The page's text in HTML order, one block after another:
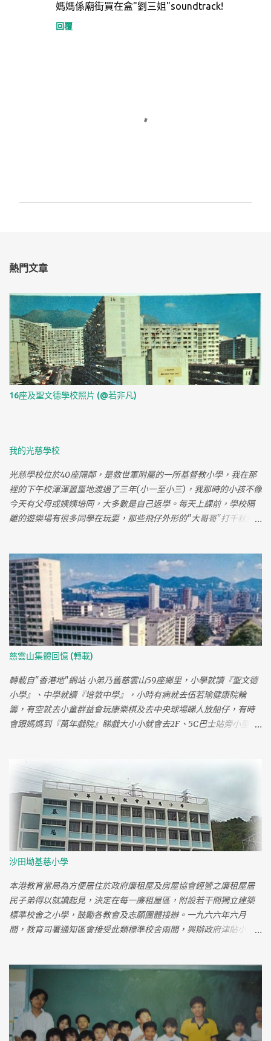
媽媽係廟街買在盒"劉三姐"soundtrack!
回覆
言
熱門文章
16座及聖文德學校照片 (@若非凡)
我的光慈學校
光慈學校位於40座隔鄰，是救世軍附屬的一所基督教小學，我在那
裡的下午校渾渾噩噩地渡過了三年(小一至小三)，我那時的小孩不像
今天有父母或姨姨培同，大多數是自己返學。每天上課前，學校隔
離的遊樂場有很多同學在玩耍，那些飛仔外形的"大哥哥"打千秋都
戲，那時慈雲山有很多流浪狗，我們有時會用棍叉狗屎來玩，或玩
下老鼠籠，雖然無聊但很好開心。 逢星期六的早會都有一個著軍服
的男人用國語來講耶穌，而且一講便個幾鐘，對年紀少的我只覺既
悶又辛苦。 細個時不知讀書為何物只顧嬉戲，默書都在低分中徘
徊，不知是否這樣養成今天很善忘。 小息時常玩推同學入女廁或玩
閹人，有時會跟同學夾錢買"孖條"食，那時亦很流行食散裝很大塊
圓形的蝦片，到三年班時試過跟同學玩兵捉賊不知如何頭撞柱流
血，媽媽為此事來學校見校長，不久又玩打架令手較裂了，還因此
去了幾次鳳凰新村的梁祥睇跌打，或許媽媽覺得這間小學校風不
好，小四便轉校到47座的聖鮑思高讀書，結束了光慈的生活。 光慈
學校是在慈雲山重建前已停辦，今天我已完全忘記光慈裡同學和老
師的名字，在網上亦未能找到一點兒有關光慈的資料，彷彿光慈學
慈雲山集體回憶 (轉載)
轉載自"香港地"網站 小弟乃舊慈雲山59座鄉里，小學就讀『聖文德
小學』、中學就讀『培敦中學』，小時有病就去伍若瑜健康院輪
籌，有空就去小童群益會玩康樂棋及去中央球場睇人放船仔，有時
會跟媽媽到『萬年戲院』睇戲大小小就會去2F、5C巴士站旁小童機
座既中心幼稚園架~~~~~呵呵！ 123座，是近毓華街的座，或是沙
田坳道的123座？我在鳳凰新村的『聖西門幼稚園』讀書 當然係向旺
角坐小巴過左香島中學，就叫 " 斜路 " 有落~~~~~ 個 1.2.3.座啦~~~
你知唔知你的123座在未拆之前變成了飛虎隊訓練教場 哈！唔知呀！
未拆之前十年左右我都搬左~~ 不過早排我都有上去慈雲山中心，鳳
德飲茶~~~~~~~~~ 四十八座,住左廾幾年,而家ｏ的路都改埋! 駕車返
去都唔同晒. 四十八座是不是近觀音山腳那邊 搬去樂富，你都算好早
搬走個堆 住過鳳凰村有無計傾呀??? 歡迎，我細個成日去鳳凰村架
小時我好百厭,經常扭親手腳...然後就經常幫襯"梁華跌打"你有無幫襯
過?知吾知重現壯? 我有幫襯過，但之後發現隔離香國成醫館仲正，
還記得有次去那兒睇跌打，係對面酒樓斜坡上見到一隻成隻貓咁大
老鼠，成間醫館人都走出去睇我住0左慈雲山30幾年, 住過2 座, 未走
我小時得閒就去東區及南區借書, 有一年仲有玩具借, 不過過左一陣就
無左. 前一陣子去過123座果到, 唔同晒啦, 要locate 以前 D building 都
有 D 難度. 反而是萬年果堆私家樓就無點變, 當然萬年及寶爵就無左
啦. 中學剛開始去打機, 去得最多的機竇就係鳳凰村間瑞利, 書局就去
聖B對面間書局, 不過一時記唔起個名. BTW, 講起書局, 好似萬年後面
沙田坳基慈小學
本港教育當局為方便居住於政府廉租屋及房屋協會經營之廉租屋居
民子弟得以就讀起見，決定在每一廉租屋區，附設若干間獨立建築
標準校舍之小學，鼓勵各教會及志願團體接辦。一九六六年六月
間，教育司署通知區會接受此類標準校舍兩間，興辦政府津貼小
間有課室廿四個，特別室三個，地下為禮堂，各可收容學童二千一
百六十人。 一九六八年八月，本會接收基慈校舍後，即行裝修，購
置校具，並一面佈告招生，先開上午校，招二十班，十月一日開
課，十一月卅日舉行開幕典禮，請助理教育司博德先生主持揭幕。
註: 基慈小學是現存慈雲山沒有被拆卸的屋村小學。